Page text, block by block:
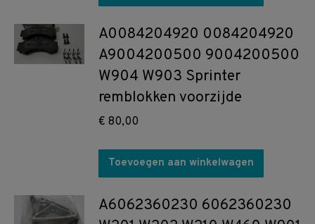
A0084204920 0084204920
A9004200500 9004200500
W904 W903 Sprinter
remblokken voorzijde
€ 80,00
Toevoegen aan winkelwagen
A6062360230 6062360230